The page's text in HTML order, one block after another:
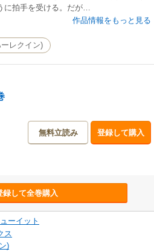
に拍手を受ける。だが…
作品情報をもっと見る
レクイン)
無料立読み 登録して購入
録して全巻購入
ーイット
ス
)